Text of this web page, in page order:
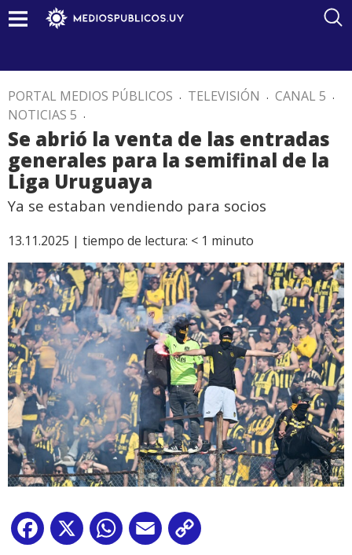
PORTAL MEDIOS PÚBLICOS . TELEVISIÓN . CANAL 5 .
NOTICIAS 5 .
Se abrió la venta de las entradas
generales para la semifinal de la
Liga Uruguaya
Ya se estaban vendiendo para socios
13.11.2025 | tiempo de lectura: < 1 minuto
Facebook
X WhatsApp
Email